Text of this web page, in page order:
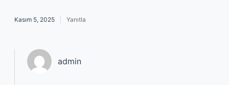
Kasım 5, 2025 Yanıtla
admin